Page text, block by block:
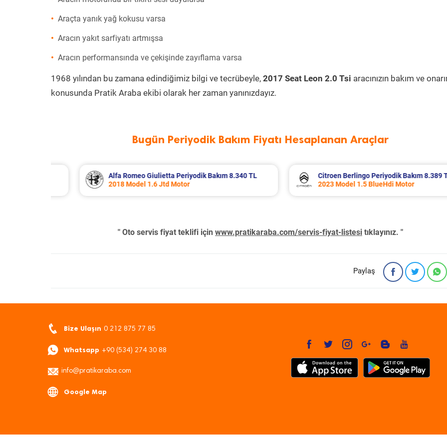
Araçta yanık yağ kokusu varsa
Aracın yakıt sarfiyatı artmışsa
Aracın performansında ve çekişinde zayıflama varsa
1968 yılından bu zamana edindiğimiz bilgi ve tecrübeyle, 2017 Seat Leon 2.0 Tsi aracınızın bakım ve
konusunda Pratik Araba ekibi olarak her zaman yanınızdayız.
Bugün Periyodik Bakım Fiyatı Hesaplanan Araçlar
Citroen Berlingo Periyodik Bakım 8.389 TL
2023 Model 1.5 BlueHdi Motor
Fiat Egea Cross Periyodik Bakım 8.683
2023 Model 1.6 Multijet Motor
" Oto servis fiyat teklifi için www.pratikaraba.com/servis-fiyat-listesi tıklayınız. "
Paylaş
Bize Ulaşın 0 212 875 77 85
Whatsapp +90 (534) 274 30 88
info@pratikaraba.com
Google Map